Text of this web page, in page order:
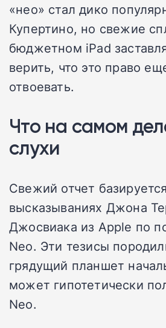
«нео» стал дико
Купертино, но свежие
бюджетном iPad
верить, что это право
отвоевать.
Что на самом
слухи
Свежий отчет
высказываниях Джона
Джосвиака из Apple по
Neo. Эти тезисы
грядущий планшет
может гипотетически
Neo.